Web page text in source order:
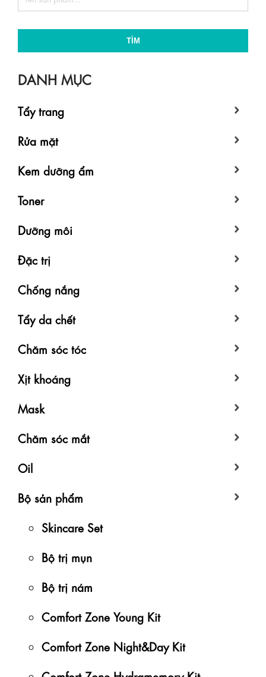
TÌM
DANH MỤC
Tẩy trang
Rửa mặt
Kem dưỡng ẩm
Toner
Dưỡng môi
Đặc trị
Chống nắng
Tẩy da chết
Chăm sóc tóc
Xịt khoáng
Mask
Chăm sóc mắt
Oil
Bộ sản phẩm
Skincare Set
Bộ trị mụn
Bộ trị nám
Comfort Zone Young Kit
Comfort Zone Night&Day Kit